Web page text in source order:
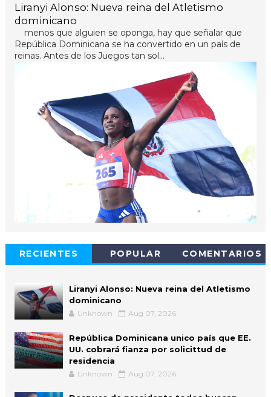
Liranyi Alonso: Nueva reina del Atletismo
dominicano
menos que alguien se oponga, hay que señalar que
República Dominicana se ha convertido en un país de
reinas. Antes de los Juegos tan sol...
RECIENTES POPULAR COMENTARIOS
Liranyi Alonso: Nueva reina del Atletismo
dominicano
Unknown Aug 07, 2026
República Dominicana unico país que EE.
UU. cobrará fianza por solicittud de
residencia
Unknown Aug 07, 2026